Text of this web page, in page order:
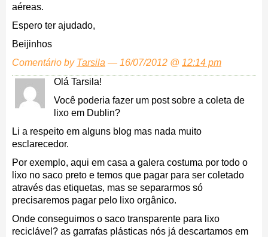
aéreas.
Espero ter ajudado,
Beijinhos
Comentário by Tarsila — 16/07/2012 @ 12:14 pm
Olá Tarsila!
Você poderia fazer um post sobre a coleta de
lixo em Dublin?
Li a respeito em alguns blog mas nada muito
esclarecedor.
Por exemplo, aqui em casa a galera costuma por todo o
lixo no saco preto e temos que pagar para ser coletado
através das etiquetas, mas se separarmos só
precisaremos pagar pelo lixo orgânico.
Onde conseguimos o saco transparente para lixo
reciclável? as garrafas plásticas nós já descartamos em